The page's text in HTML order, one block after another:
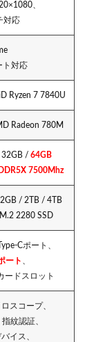
、
対応
ト対応
Ryzen 7 7840U
Radeon 780M
32GB / 64GB
7500Mhz
/ 2TB / 4TB
M.2 2280 SSD
Cポート、
ート
ードスロット
スコープ、
紋認証、
イス、